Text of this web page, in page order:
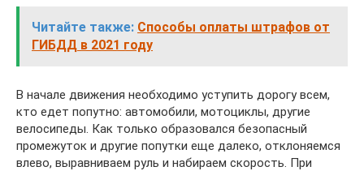
Читайте также: Способы оплаты штрафов от
ГИБДД в 2021 году
В начале движения необходимо уступить дорогу всем,
кто едет попутно: автомобили, мотоциклы, другие
велосипеды. Как только образовался безопасный
промежуток и другие попутки еще далеко, отклоняемся
влево, выравниваем руль и набираем скорость. При